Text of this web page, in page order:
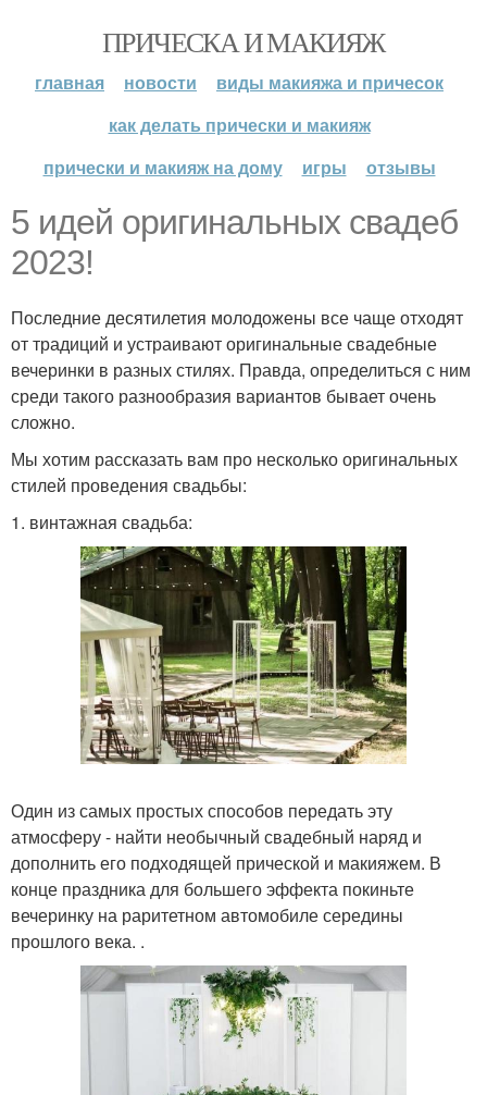
ПРИЧЕСКА И МАКИЯЖ
главная новости
виды макияжа и причесок
как делать прически и макияж
прически и макияж на дому
игры отзывы
5 идей оригинальных свадеб
2023!
Последние десятилетия молодожены все чаще отходят
от традиций и устраивают оригинальные свадебные
вечеринки в разных стилях. Правда, определиться с ним
среди такого разнообразия вариантов бывает очень
сложно.
Мы хотим рассказать вам про несколько оригинальных
стилей проведения свадьбы:
1. винтажная свадьба:
Один из самых простых способов передать эту
атмосферу - найти необычный свадебный наряд и
дополнить его подходящей прической и макияжем. В
конце праздника для большего эффекта покиньте
вечеринку на раритетном автомобиле середины
прошлого века. .